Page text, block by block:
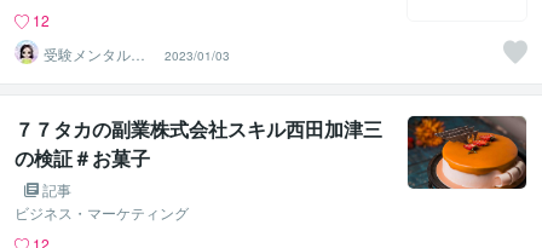
12
受験メンタルト
レーナー イロ
ハル
2023/01/03
７７タカの副業株式会社スキル西田加津三
の検証＃お菓子
記事
ビジネス・マーケティング
12